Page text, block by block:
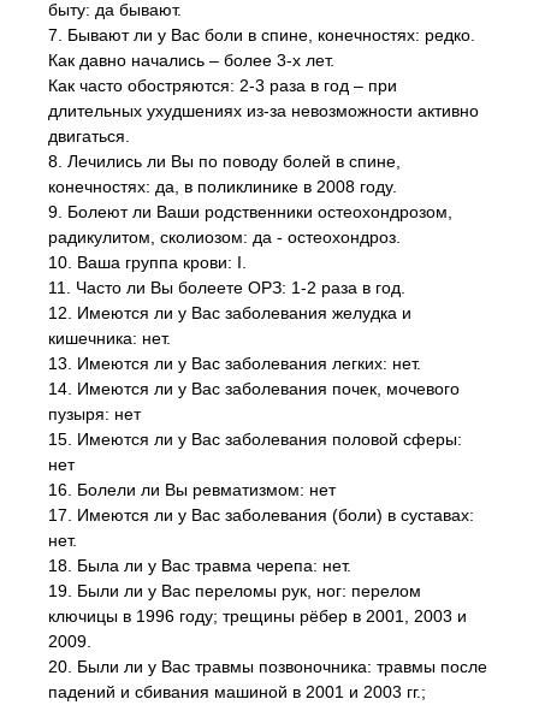
быту: да бывают.
7. Бывают ли у Вас боли в спине, конечностях: редко.
Как давно начались – более 3-х лет.
Как часто обостряются: 2-3 раза в год – при
длительных ухудшениях из-за невозможности активно
двигаться.
8. Лечились ли Вы по поводу болей в спине,
конечностях: да, в поликлинике в 2008 году.
9. Болеют ли Ваши родственники остеохондрозом,
радикулитом, сколиозом: да - остеохондроз.
10. Ваша группа крови: І.
11. Часто ли Вы болеете ОРЗ: 1-2 раза в год.
12. Имеются ли у Вас заболевания желудка и
кишечника: нет.
13. Имеются ли у Вас заболевания легких: нет.
14. Имеются ли у Вас заболевания почек, мочевого
пузыря: нет
15. Имеются ли у Вас заболевания половой сферы:
нет
16. Болели ли Вы ревматизмом: нет
17. Имеются ли у Вас заболевания (боли) в суставах:
нет.
18. Была ли у Вас травма черепа: нет.
19. Были ли у Вас переломы рук, ног: перелом
ключицы в 1996 году; трещины рёбер в 2001, 2003 и
2009.
20. Были ли у Вас травмы позвоночника: травмы после
падений и сбивания машиной в 2001 и 2003 гг.;